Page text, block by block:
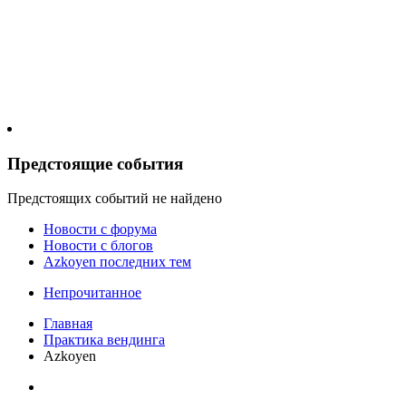
Предстоящие события
Предстоящих событий не найдено
Новости c форума
Новости с блогов
Azkoyen последних тем
Непрочитанное
Главная
Практика вендинга
Azkoyen